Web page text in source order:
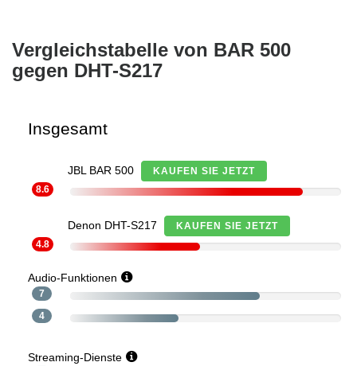
Vergleichstabelle von BAR 500
gegen DHT-S217
Insgesamt
JBL BAR 500
KAUFEN SIE JETZT
8.6
Denon DHT-S217
KAUFEN SIE JETZT
4.8
Audio-Funktionen
7
4
Streaming-Dienste